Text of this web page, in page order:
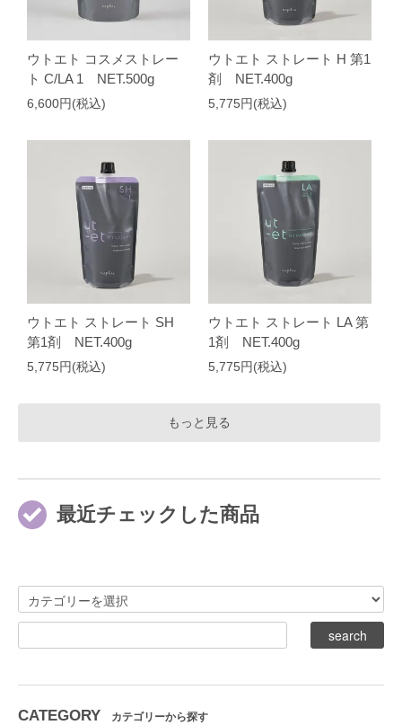
ウトエト コスメストレー
ト C/LA 1 NET.500g
6,600円(税込)
ウトエト ストレート H 第1
剤 NET.400g
5,775円(税込)
ウトエト ストレート SH
第1剤 NET.400g
5,775円(税込)
ウトエト ストレート LA 第
1剤 NET.400g
5,775円(税込)
もっと見る
最近チェックした商品
CATEGORY カテゴリーから探す